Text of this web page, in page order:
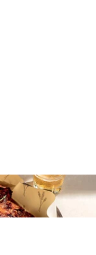
στο στόμα